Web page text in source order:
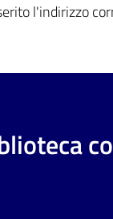
l'indirizzo